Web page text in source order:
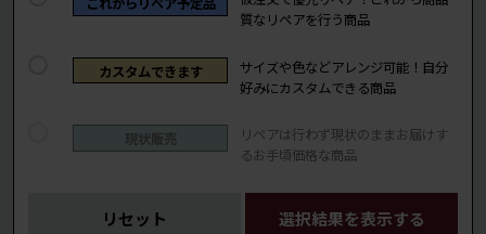
質なリペアを行う商品
カスタムできます
サイズや色などアレンジ可能！自分
好みにカスタムできる商品
現状販売
リペアは行わず現状のままお届けす
るお手頃価格な商品
リセット 選択結果を表示する